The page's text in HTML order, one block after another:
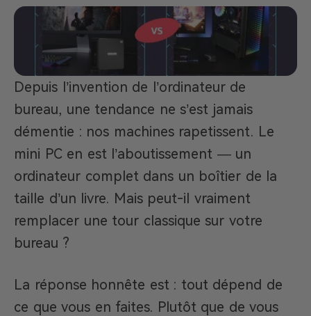
Depuis l’invention de l’ordinateur de
bureau, une tendance ne s’est jamais
démentie : nos machines rapetissent. Le
mini PC en est l’aboutissement — un
ordinateur complet dans un boîtier de la
taille d’un livre. Mais peut-il vraiment
remplacer une tour classique sur votre
bureau ?
La réponse honnête est : tout dépend de
ce que vous en faites. Plutôt que de vous